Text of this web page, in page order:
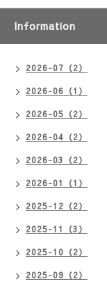
Information
2026-07（2）
2026-06（1）
2026-05（2）
2026-04（2）
2026-03（2）
2026-01（1）
2025-12（2）
2025-11（3）
2025-10（2）
2025-09（2）